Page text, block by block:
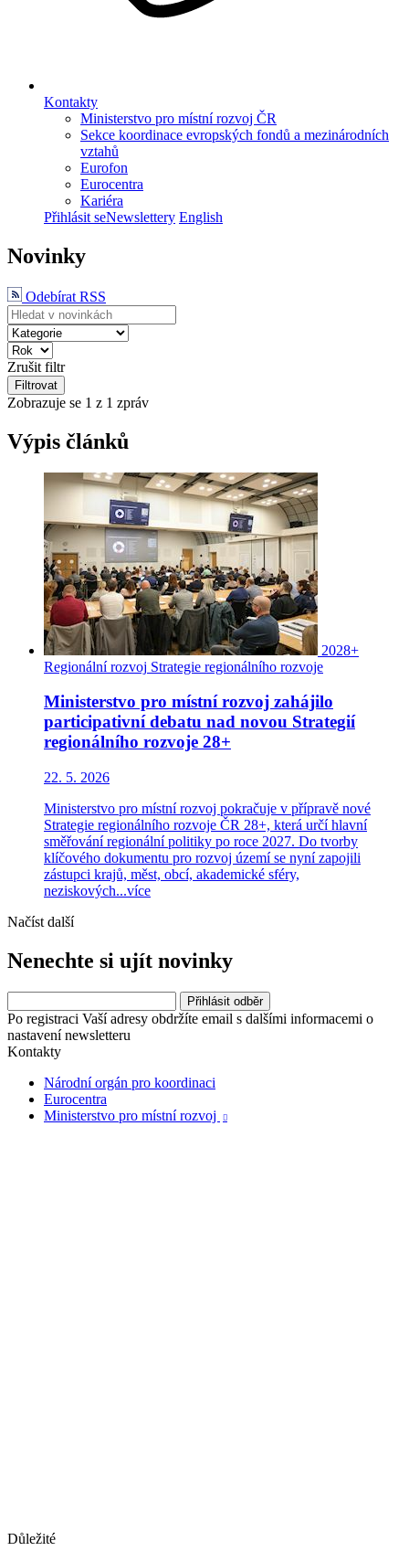
Kontakty
Ministerstvo pro místní rozvoj ČR
Sekce koordinace evropských fondů a mezinárodních
vztahů
Eurofon
Eurocentra
Kariéra
Přihlásit seNewslettery English
Novinky
Odebírat RSS
Zrušit filtr
Filtrovat
Zobrazuje se 1 z 1 zpráv
Výpis článků
2028+
Regionální rozvoj Strategie regionálního rozvoje
Ministerstvo pro místní rozvoj zahájilo
participativní debatu nad novou Strategií
regionálního rozvoje 28+
22. 5. 2026
Ministerstvo pro místní rozvoj pokračuje v přípravě nové
Strategie regionálního rozvoje ČR 28+, která určí hlavní
směřování regionální politiky po roce 2027. Do tvorby
klíčového dokumentu pro rozvoj území se nyní zapojili
zástupci krajů, měst, obcí, akademické sféry,
neziskových...více
Načíst další
Nenechte si ujít novinky
Po registraci Vaší adresy obdržíte email s dalšími informacemi o
nastavení newsletteru
Kontakty
Národní orgán pro koordinaci
Eurocentra
Ministerstvo pro místní rozvoj

Důležité